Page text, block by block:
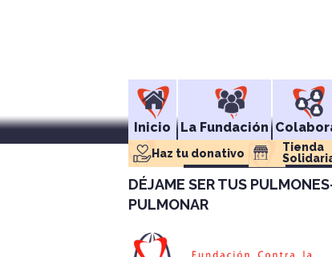
Inicio La Fundación
Haz tu donativo
Tienda
DÉJAME SER TUS
PULMONAR